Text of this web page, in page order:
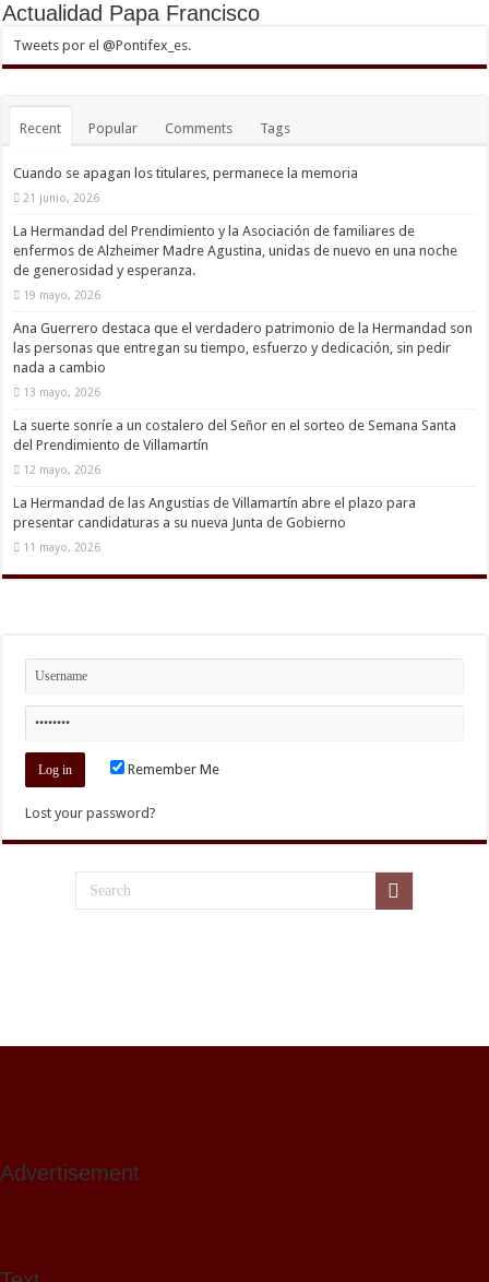
Actualidad Papa Francisco
Tweets por el @Pontifex_es.
Recent Popular Comments Tags
Cuando se apagan los titulares, permanece la memoria
21 junio, 2026
La Hermandad del Prendimiento y la Asociación de familiares de
enfermos de Alzheimer Madre Agustina, unidas de nuevo en una noche
de generosidad y esperanza.
19 mayo, 2026
Ana Guerrero destaca que el verdadero patrimonio de la Hermandad son
las personas que entregan su tiempo, esfuerzo y dedicación, sin pedir
nada a cambio
13 mayo, 2026
La suerte sonríe a un costalero del Señor en el sorteo de Semana Santa
del Prendimiento de Villamartín
12 mayo, 2026
La Hermandad de las Angustias de Villamartín abre el plazo para
presentar candidaturas a su nueva Junta de Gobierno
11 mayo, 2026
Remember Me
Lost your password?
Advertisement